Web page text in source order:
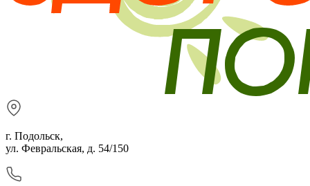
г. Подольск,
ул. Февральская, д. 54/150